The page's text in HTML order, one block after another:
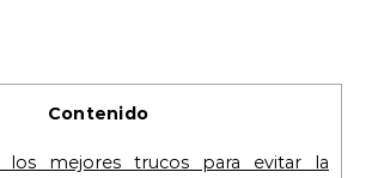
Contenido
los mejores trucos para evitar la